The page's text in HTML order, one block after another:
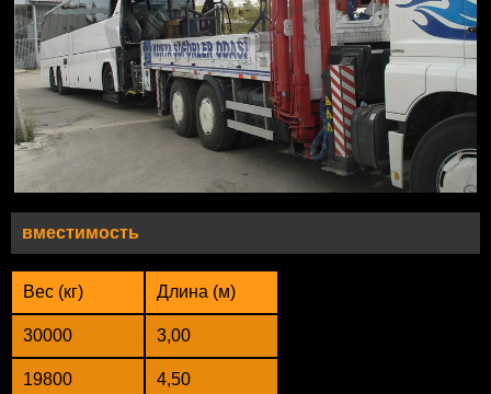
вместимость
Вес (кг) Длина (м)
30000 3,00
19800 4,50